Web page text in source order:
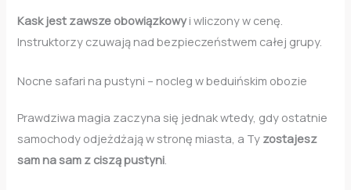
Kask jest zawsze obowiązkowyi wliczony w cenę.
Instruktorzy czuwają nad bezpieczeństwem całej grupy.
Nocne safari na pustyni – nocleg w beduińskim obozie
Prawdziwa magia zaczyna się jednak wtedy, gdy ostatnie
samochody odjeżdżają w stronę miasta, a Ty zostajesz
sam na sam z ciszą pustyni.